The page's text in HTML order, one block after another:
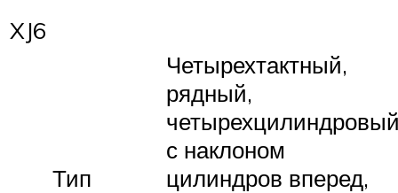
XJ6
Тип
Четырехтактный,
рядный,
с наклоном
цилиндров вперед,